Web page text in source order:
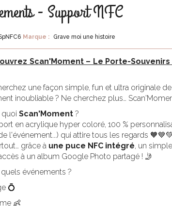
- Support NFC
Marque : Grave moi une histoire
Scan'Moment – Le Porte-
une façon simple, fun et ultra originale
inoubliable ? Ne cherchez plus…
quoi Scan'Moment ?
en acrylique hyper coloré, 100 %
l'événement...) qui attire tous les regards 🧡💙💚
grâce à une puce NFC intégré, un
à un album Google Photo partagé ! 🤳
quels événements ?
💍
👶